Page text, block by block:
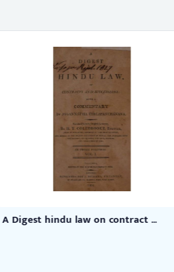
Supplement to notes of cases a ...